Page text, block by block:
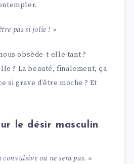
pas si jolie ! »
obsède-t-elle tant ?
? La beauté, finalement, ça
si grave d’être moche ? Et
le désir masculin
convulsive ou ne sera pas. »